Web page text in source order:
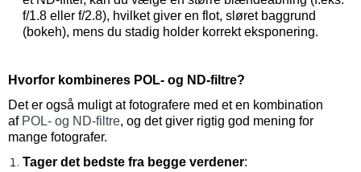
f/1.8 eller f/2.8), hvilket giver en flot, sløret baggrund
(bokeh), mens du stadig holder korrekt eksponering.
Hvorfor kombineres POL- og ND-filtre?
Det er også muligt at fotografere med et en kombination
afPOL- og ND-filtre, og det giver rigtig god mening for
mange fotografer.
Tager det bedste fra begge verdener: